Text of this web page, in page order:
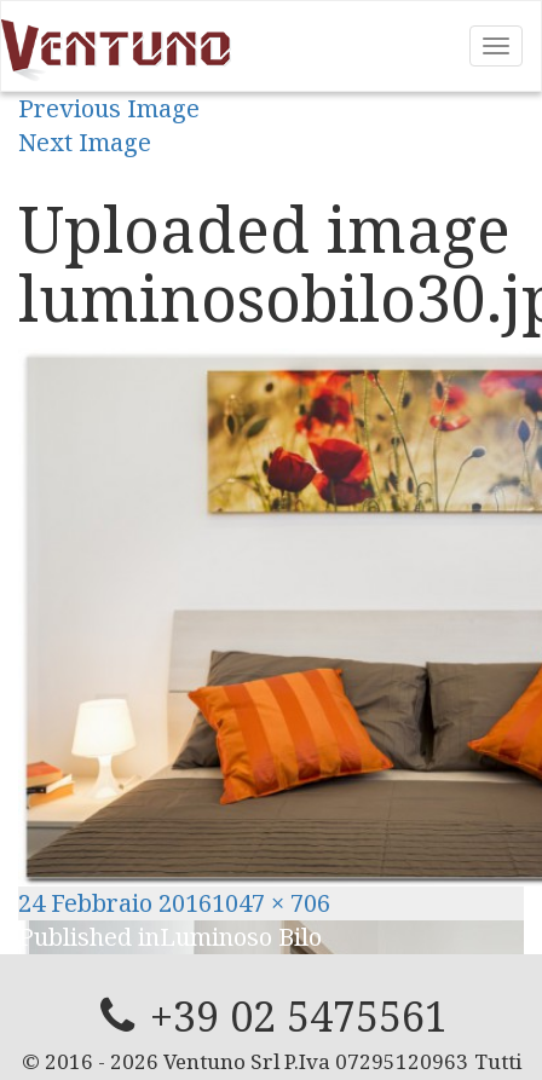
Previous Image
Next Image
Uploaded image
Posted
on
24 Febbraio 2016Full
size
1047 × 706
Navigazione
articoli
Published inLuminoso Bilo
+39 02 5475561
© 2016 - 2026 Ventuno Srl P.Iva 07295120963 Tutti